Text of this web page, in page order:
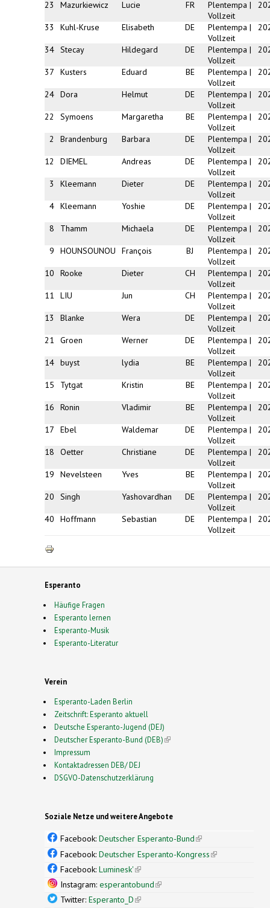
23 Mazurkiewicz Lucie FR
Plentempa |
Vollzeit
33 Kuhl-Kruse Elisabeth DE
Plentempa |
Vollzeit
34 Stecay Hildegard DE
Plentempa |
Vollzeit
37 Kusters Eduard BE
Plentempa |
Vollzeit
24 Dora Helmut DE
Plentempa |
Vollzeit
22 Symoens Margaretha BE
Plentempa |
Vollzeit
2 Brandenburg Barbara DE
Plentempa |
Vollzeit
12 DIEMEL Andreas DE
Plentempa |
Vollzeit
3 Kleemann Dieter DE
Plentempa |
Vollzeit
4 Kleemann Yoshie DE
Plentempa |
Vollzeit
8 Thamm Michaela DE
Plentempa |
Vollzeit
9 HOUNSOUNOU François BJ
Plentempa |
Vollzeit
10 Rooke Dieter CH
Plentempa |
Vollzeit
11 LIU Jun CH
Plentempa |
Vollzeit
13 Blanke Wera DE
Plentempa |
Vollzeit
21 Groen Werner DE
Plentempa |
Vollzeit
14 buyst lydia BE
Plentempa |
Vollzeit
15 Tytgat Kristin BE
Plentempa |
Vollzeit
16 Ronin Vladimir BE
Plentempa |
Vollzeit
17 Ebel Waldemar DE
Plentempa |
Vollzeit
18 Oetter Christiane DE
Plentempa |
Vollzeit
19 Nevelsteen Yves BE
Plentempa |
Vollzeit
20 Singh Yashovardhan DE
Plentempa |
Vollzeit
40 Hoffmann Sebastian DE
Plentempa |
Vollzeit
Esperanto
Häufige Fragen
Esperanto lernen
Esperanto-Musik
Esperanto-Literatur
Verein
Esperanto-Laden Berlin
Zeitschrift: Esperanto aktuell
Deutsche Esperanto-Jugend (DEJ)
Deutscher Esperanto-Bund (DEB)(link is external)
Impressum
Kontaktadressen DEB/ DEJ
DSGVO-Datenschutzerklärung
Soziale Netze und weitere Angebote
Facebook: Deutscher Esperanto-Bund(link is
external)
Facebook: Deutscher Esperanto-Kongress(link is
Facebook: Luminesk'(link is external)
Instagram: esperantobund(link is external)
Twitter: Esperanto_D(link is external)